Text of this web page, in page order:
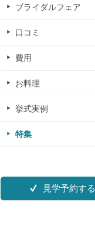
ブライダルフェア
口コミ
費用
お料理
挙式実例
特集
見学予約する